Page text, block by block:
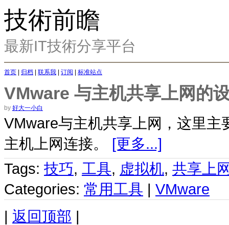
技術前瞻
最新IT技術分享平台
首页 归档 联系我 订阅 标准站点
VMware 与主机共享上网的
by 好大一小白
VMware与主机共享上网，这里
主机上网连接。 [更多...]
Tags: 技巧, 工具, 虚拟机, 共享上
Categories: 常用工具 | VMware
| 返回顶部 |